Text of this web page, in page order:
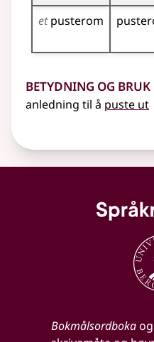
etpusterom
Betydning og bruk
anledning til å puste ut
Bokmålsordbokaog